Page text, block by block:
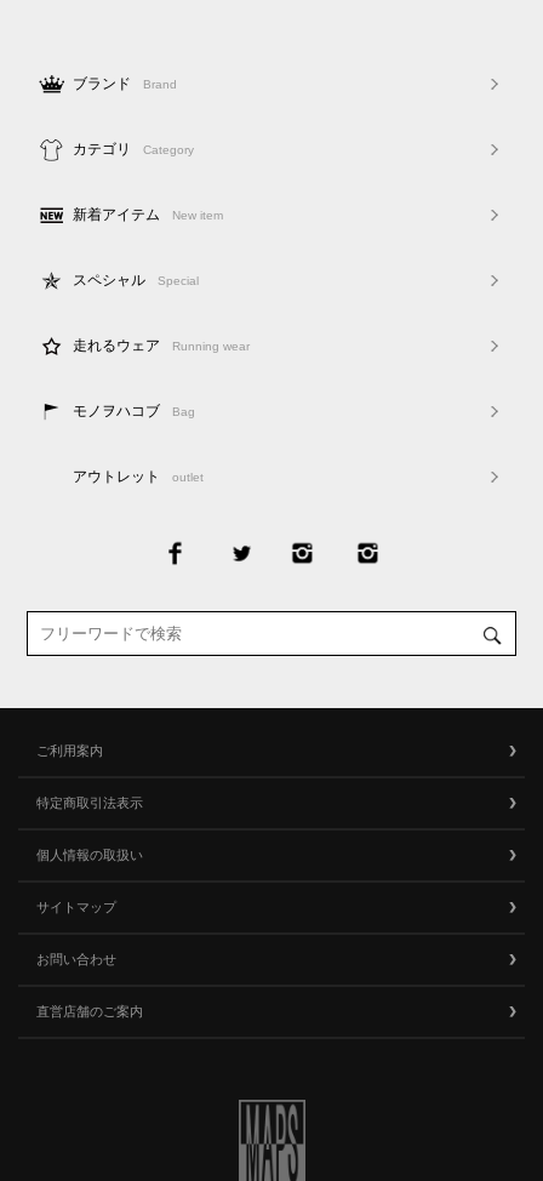
ブランド Brand
カテゴリ Category
新着アイテム New item
スペシャル Special
走れるウェア Running wear
モノヲハコブ Bag
アウトレット outlet
ご利用案内
特定商取引法表示
個人情報の取扱い
サイトマップ
お問い合わせ
直営店舗のご案内